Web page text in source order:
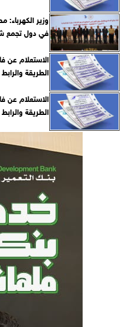
وزير
في دول تجمع
الطريقة
الطريقة